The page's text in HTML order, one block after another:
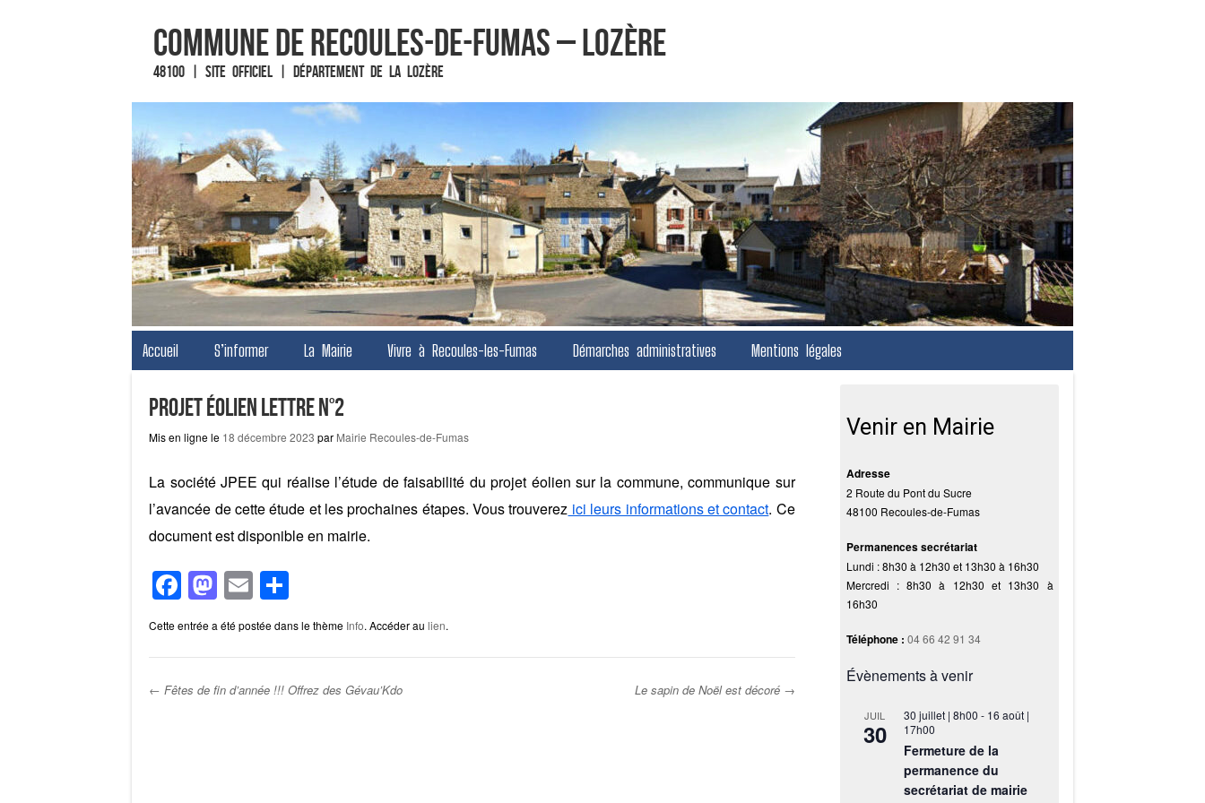
Commune de Recoules-de-Fumas – Lozère
48100 | Site officiel | Département de la Lozère
Menu
Fin du contenu
Accueil S’informer La Mairie Vivre à Recoules-les-Fumas Démarches administratives Mentions légales
Projet éolien lettre n°2
Mis en ligne le 18 décembre 2023 par Mairie Recoules-de-Fumas
La société JPEE qui réalise l’étude de faisabilité du projet éolien sur la commune, communique sur
l’avancée de cette étude et les prochaines étapes. Vous trouverez ici leurs informations et contact. Ce
document est disponible en mairie.
F
a
c
e
b
M
a
st
o
d
E
m
ail
ar
ta
g
er
Cette entrée a été postée dans le thème Info. Accéder aulien.
← Fêtes de fin d’année !!! Offrez des Gévau’Kdo Le sapin de Noël est décoré →
Venir en Mairie
Adresse
2 Route du Pont du Sucre
48100 Recoules-de-Fumas
Permanences secrétariat
Lundi : 8h30 à 12h30 et 13h30 à 16h30
Mercredi : 8h30 à 12h30 et 13h30 à
16h30
Téléphone : 04 66 42 91 34
Évènements à venir
JUIL
30
30 juillet | 8h00 - 16 août |
17h00
Fermeture de la
permanence du
secrétariat de mairie